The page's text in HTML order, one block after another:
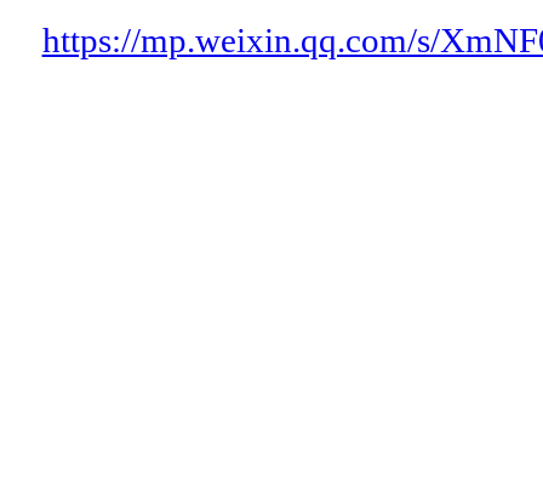
https://mp.weixin.qq.com/s/